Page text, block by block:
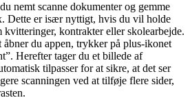
nemt scanne dokumenter og gemme
Dette er især nyttigt, hvis du vil holde
kvitteringer, kontrakter eller skolearbejde.
åbner du appen, trykker på plus-ikonet
Herefter tager du et billede af
tilpasser for at sikre, at det ser
scanningen ved at tilføje flere sider,